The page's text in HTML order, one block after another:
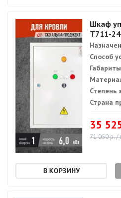
Шкаф
Т711-
Способ
Степень
Страна
35
71 050 р. /